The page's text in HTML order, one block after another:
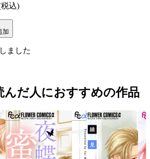
込)
加
ました
んだ人におすすめの作品